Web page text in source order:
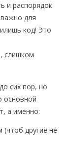
и распорядок
для
код! Это
слишком
сих пор, но
основной
а именно:
(чтоб другие не